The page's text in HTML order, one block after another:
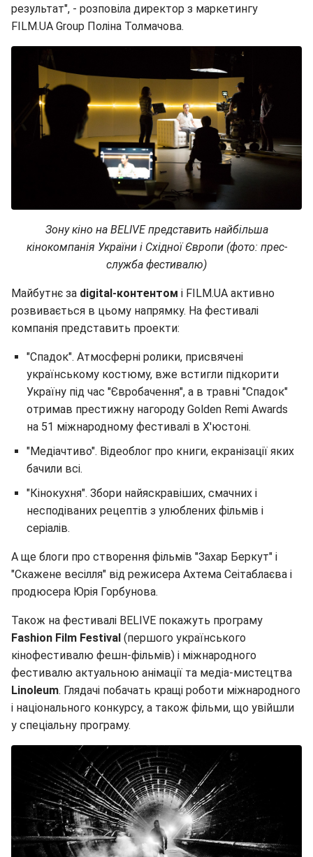
результат", - розповіла директор з маркетингу
FILM.UA Group Поліна Толмачова.
Зону кіно на BELIVE представить найбільша
кінокомпанія України і Східної Європи (фото: прес-
служба фестивалю)
Майбутнє за digital-контентом і FILM.UA активно
розвивається в цьому напрямку. На фестивалі
компанія представить проекти:
"Спадок". Атмосферні ролики, присвячені
українському костюму, вже встигли підкорити
Україну під час "Євробачення", а в травні "Спадок"
отримав престижну нагороду Golden Remi Awards
на 51 міжнародному фестивалі в Х'юстоні.
"Медіачтиво". Відеоблог про книги, екранізації яких
бачили всі.
"Кінокухня". Збори найяскравіших, смачних і
несподіваних рецептів з улюблених фільмів і
серіалів.
А ще блоги про створення фільмів "Захар Беркут" і
"Скажене весілля" від режисера Ахтема Сеітаблаєва і
продюсера Юрія Горбунова.
Також на фестивалі BELIVE покажуть програму
Fashion Film Festival (першого українського
кінофестивалю фешн-фільмів) і міжнародного
фестивалю актуальною анімації та медіа-мистецтва
Linoleum. Глядачі побачать кращі роботи міжнародного
і національного конкурсу, а також фільми, що увійшли
у спеціальну програму.